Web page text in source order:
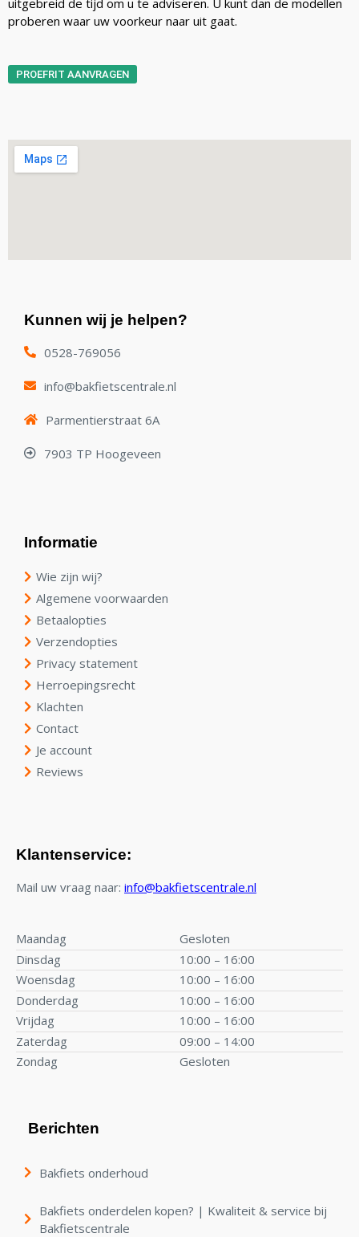
uitgebreid de tijd om u te adviseren. U kunt dan de modellen
proberen waar uw voorkeur naar uit gaat.
PROEFRIT AANVRAGEN
Kunnen wij je helpen?
0528-769056
info@bakfietscentrale.nl
Parmentierstraat 6A
7903 TP Hoogeveen
Informatie
Wie zijn wij?
Algemene voorwaarden
Betaalopties
Verzendopties
Privacy statement
Herroepingsrecht
Klachten
Contact
Je account
Reviews
Klantenservice:
Mail uw vraag naar: info@bakfietscentrale.nl
Maandag
Gesloten
Dinsdag
10:00 – 16:00
Woensdag
10:00 – 16:00
Donderdag
10:00 – 16:00
Vrijdag
10:00 – 16:00
Zaterdag
09:00 – 14:00
Zondag
Gesloten
Berichten
Bakfiets onderhoud
Bakfiets onderdelen kopen? | Kwaliteit & service bij
Bakfietscentrale